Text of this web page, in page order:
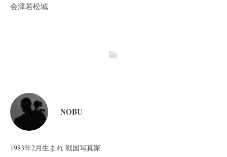
会津若松城
NOBU
1983年2月生まれ 戦国写真家